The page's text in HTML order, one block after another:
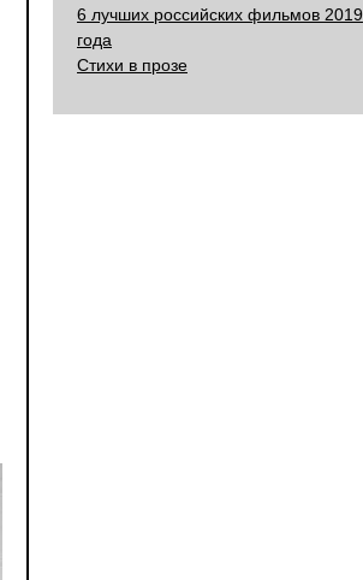
6 лучших российских фильмов 2019
года
Стихи в прозе